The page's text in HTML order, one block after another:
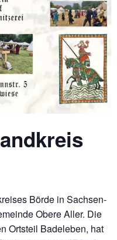
Börde in Sachsen-
Obere Aller. Die
Ortsteil Badeleben, hat